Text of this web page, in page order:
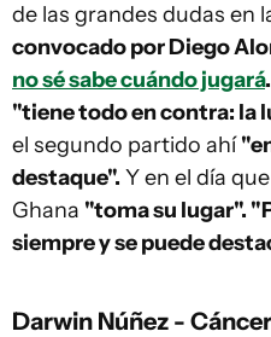
de las grandes dudas en
convocado por Diego
no sé sabe cuándo jugará.
"tiene todo en contra: la
el segundo partido ahí
destaque". Y en el día
Ghana "toma su lugar".
siempre y se puede
Darwin Núñez - Cáncer